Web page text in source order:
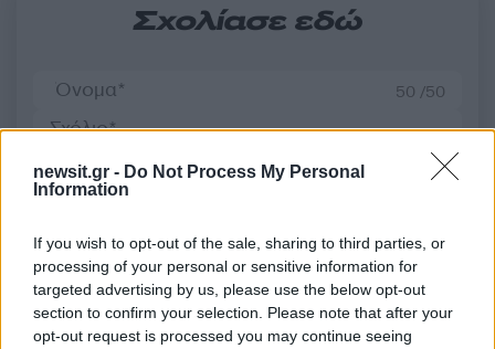
newsit.gr - Do Not Process My Personal
Information
If you wish to opt-out of the sale, sharing to third parties, or
processing of your personal or sensitive information for
targeted advertising by us, please use the below opt-out
section to confirm your selection. Please note that after your
opt-out request is processed you may continue seeing
Σχολίασε εδώ
50 /50
Υποβολή σχολίου
Όροι Χρήσης. Το site προστατεύεται από reCAPTCHA, ισχύουν
Πολιτική Απορρήτου&Όροι Χρήσης της Google.